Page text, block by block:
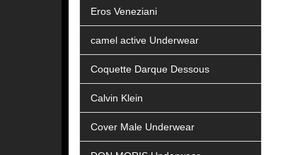
Eros Veneziani
camel active Underwear
Coquette Darque Dessous
Calvin Klein
Cover Male Underwear